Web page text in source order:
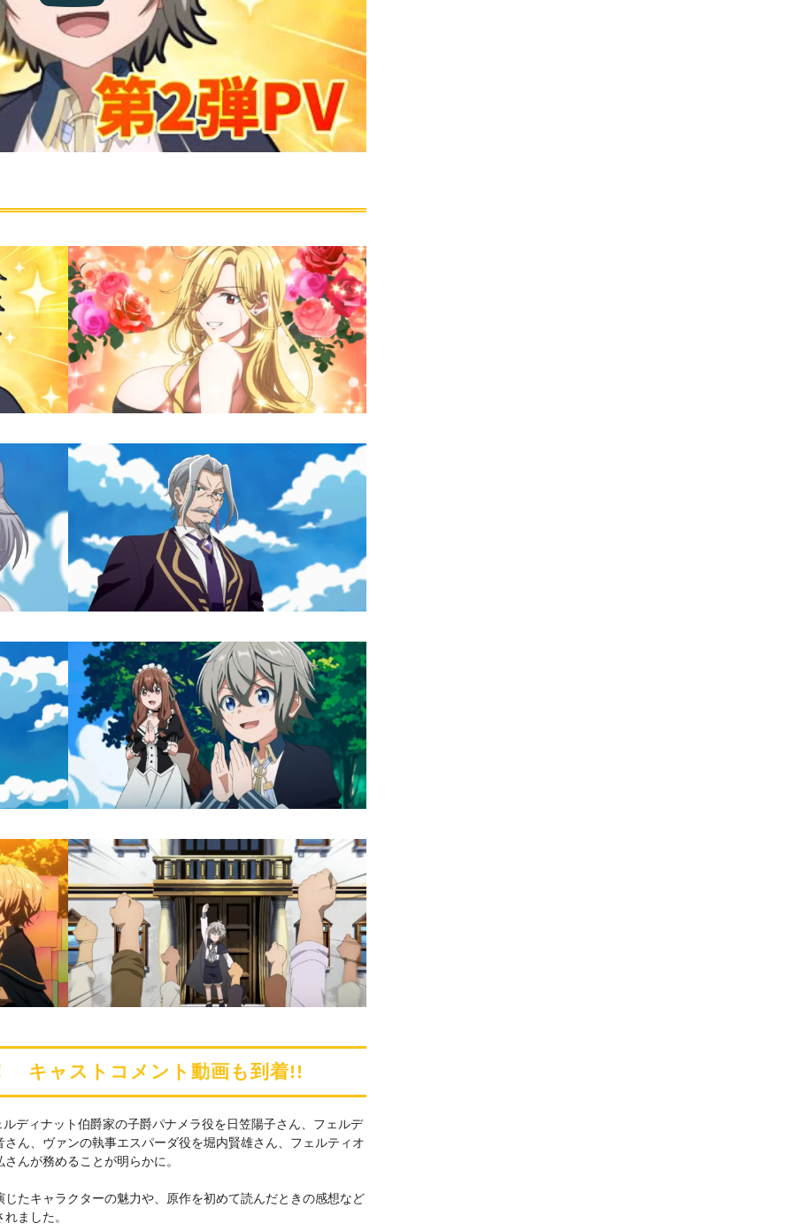
キャストコメント動画も到着!!
ディナット伯爵家の子爵パナメラ役を日笠陽子さん、フェルデ
ん、ヴァンの執事エスパーダ役を堀内賢雄さん、フェルティオ
んが務めることが明らかに。
たキャラクターの魅力や、原作を初めて読んだときの感想など
ました。